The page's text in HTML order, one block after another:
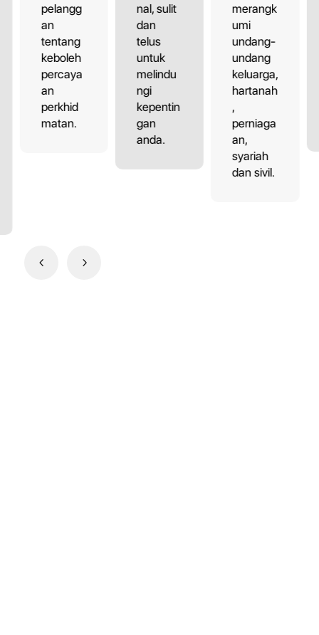
pelangg
an
tentang
keboleh
percaya
an
perkhid
matan.
nal, sulit
dan
telus
untuk
melindu
ngi
kepentin
gan
anda.
merangk
umi
undang-
undang
keluarga,
hartanah
,
perniaga
an,
syariah
dan sivil.
4 5